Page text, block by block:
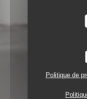
Politique de